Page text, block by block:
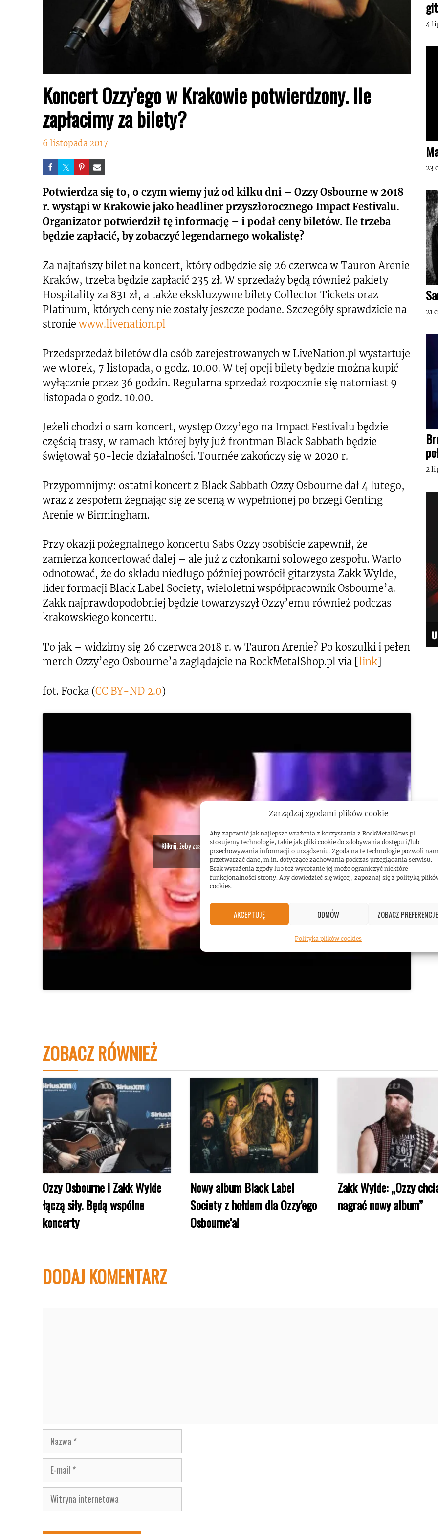
Zarządzaj zgodami plików cookie
Aby zapewnić jak najlepsze wrażenia z korzystania z RockMetalNews.pl,
stosujemy technologie, takie jak pliki cookie do zdobywania dostępu i/lub
przechowywania informacji o urządzeniu. Zgoda na te technologie pozwoli nam
przetwarzać dane, m.in. dotyczące zachowania podczas przeglądania serwisu.
Brak wyrażenia zgody lub też wycofanie jej może ograniczyć niektóre
funkcjonalności strony. Aby dowiedzieć się więcej, zapoznaj się z polityką
cookies.
AKCEPTUJĘ ODMÓW ZOBACZ PREFERENCJE
Polityka plików cookies
Koncert Ozzy’ego w Krakowie potwierdzony. Ile
zapłacimy za bilety?
6 listopada 2017
Potwierdza się to, o czym wiemy już od kilku dni – Ozzy Osbourne w 2018
r. wystąpi w Krakowie jako headliner przyszłorocznego Impact Festivalu.
Organizator potwierdził tę informację – i podał ceny biletów. Ile trzeba
będzie zapłacić, by zobaczyć legendarnego wokalistę?
Za najtańszy bilet na koncert, który odbędzie się 26 czerwca w Tauron Arenie
Kraków, trzeba będzie zapłacić 235 zł. W sprzedaży będą również pakiety
Hospitality za 831 zł, a także ekskluzywne bilety Collector Tickets oraz
Platinum, których ceny nie zostały jeszcze podane. Szczegóły sprawdzicie na
stronie www.livenation.pl
Przedsprzedaż biletów dla osób zarejestrowanych w LiveNation.pl wystartuje
we wtorek, 7 listopada, o godz. 10.00. W tej opcji bilety będzie można kupić
wyłącznie przez 36 godzin. Regularna sprzedaż rozpocznie się natomiast 9
listopada o godz. 10.00.
Jeżeli chodzi o sam koncert, występ Ozzy’ego na Impact Festivalu będzie
częścią trasy, w ramach której były już frontman Black Sabbath będzie
świętował 50-lecie działalności. Tournée zakończy się w 2020 r.
Przypomnijmy: ostatni koncert z Black Sabbath Ozzy Osbourne dał 4 lutego,
wraz z zespołem żegnając się ze sceną w wypełnionej po brzegi Genting
Arenie w Birmingham.
Przy okazji pożegnalnego koncertu Sabs Ozzy osobiście zapewnił, że
zamierza koncertować dalej – ale już z członkami solowego zespołu. Warto
odnotować, że do składu niedługo później powrócił gitarzysta Zakk Wylde,
lider formacji Black Label Society, wieloletni współpracownik Osbourne’a.
Zakk najprawdopodobniej będzie towarzyszył Ozzy’emu również podczas
krakowskiego koncertu.
To jak – widzimy się 26 czerwca 2018 r. w Tauron Arenie? Po koszulki i pełen
merch Ozzy’ego Osbourne’a zaglądajcie na RockMetalShop.pl via [link]
fot. Focka (CC BY-ND 2.0)
Kliknij, żeby zaakceptować marketing pliki cookies i
włączyć tę treść
4
23
21
2
ZOBACZ RÓWNIEŻ
Ozzy Osbourne i Zakk Wylde
łączą siły. Będą wspólne
koncerty
Nowy album Black Label
Society z hołdem dla Ozzy’ego
Osbourne’a!
Zakk Wylde: „Ozzy
nagrać nowy album”
DODAJ KOMENTARZ
Nazwa
E-
mail
Witryna
internetowa